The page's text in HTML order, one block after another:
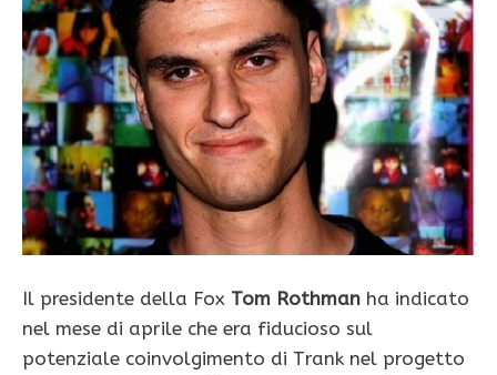
Il presidente della Fox Tom Rothman ha indicato
nel mese di aprile che era fiducioso sul
potenziale coinvolgimento di Trank nel progetto